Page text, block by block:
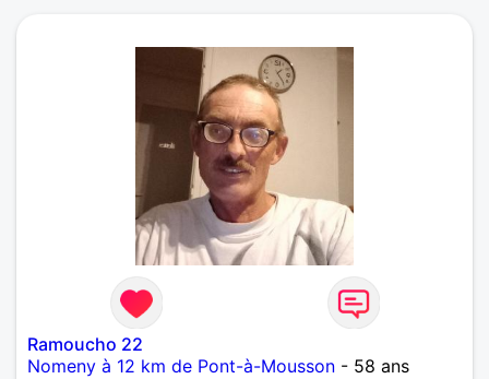
passions) quad,moto, 4x4 etc... Voilà Mesdames si
mon profil vous intéresse je ne suis pas virtuel
j'existe bel et bien pas comme ce nouveau monde
qui nous entoure qui lui l'est !!!😏
Ramoucho 22
Nomeny à 12 km de Pont-à-Mousson - 58 ans